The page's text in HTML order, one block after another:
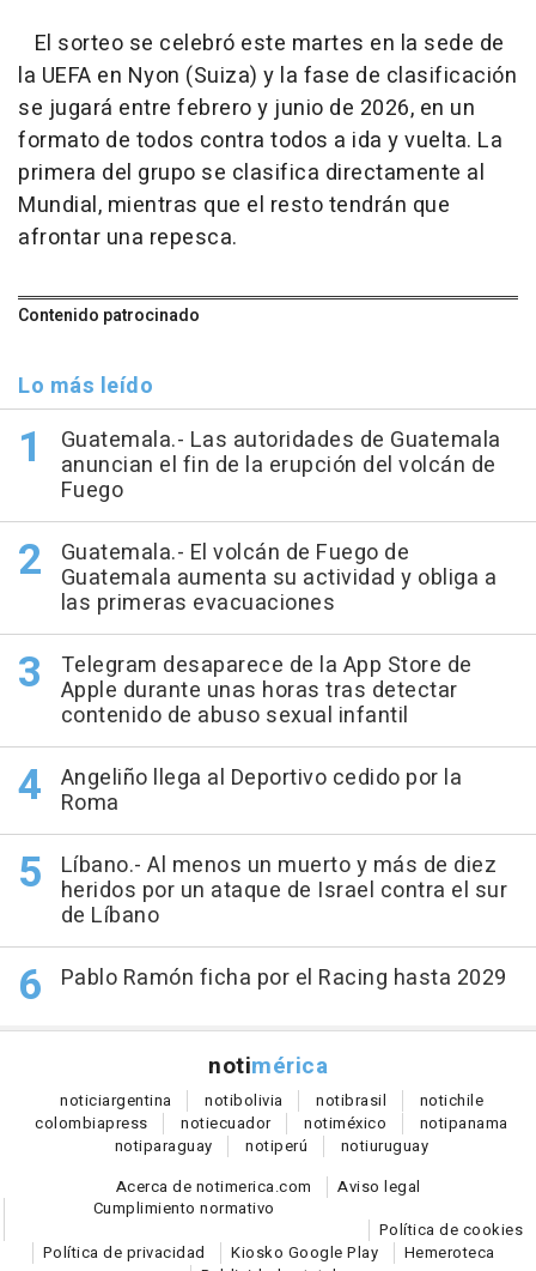
El sorteo se celebró este martes en la sede de
la UEFA en Nyon (Suiza) y la fase de clasificación
se jugará entre febrero y junio de 2026, en un
formato de todos contra todos a ida y vuelta. La
primera del grupo se clasifica directamente al
Mundial, mientras que el resto tendrán que
afrontar una repesca.
Contenido patrocinado
Lo más leído
Guatemala.- Las autoridades de Guatemala
anuncian el fin de la erupción del volcán de
Fuego
Guatemala.- El volcán de Fuego de
Guatemala aumenta su actividad y obliga a
las primeras evacuaciones
Telegram desaparece de la App Store de
Apple durante unas horas tras detectar
contenido de abuso sexual infantil
Angeliño llega al Deportivo cedido por la
Roma
Líbano.- Al menos un muerto y más de diez
heridos por un ataque de Israel contra el sur
de Líbano
Pablo Ramón ficha por el Racing hasta 2029
notimérica
noticiargentina notibolivia notibrasil notichile
colombiapress notiecuador notiméxico notipanama
notiparaguay notiperú notiuruguay
Acerca de notimerica.com
Aviso legal
Cumplimiento normativo
Política de cookies
Política de privacidad
Kiosko Google Play
Hemeroteca